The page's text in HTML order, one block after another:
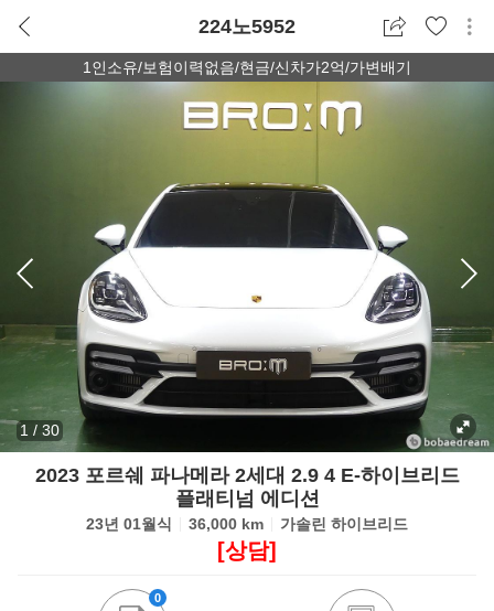
224노5952
1인소유/보험이력없음/현금/신차가2억/가변배기
1 / 30
2023 포르쉐 파나메라 2세대 2.9 4 E-하이브리드
플래티넘 에디션
23년 01월식 36,000 km 가솔린 하이브리드
[상담]
0